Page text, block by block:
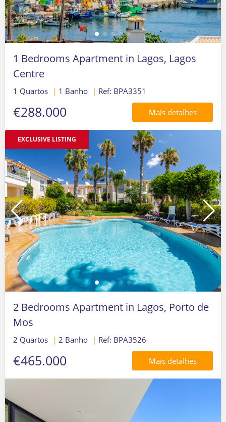
1 Bedrooms Apartment in Lagos, Lagos
Centre
1 Quartos | 1 Banho | Ref: BPA3351
€288.000 Mais detalhes
EXCLUSIVE LISTING
2 Bedrooms Apartment in Lagos, Porto de
Mos
2 Quartos | 2 Banho | Ref: BPA3526
€465.000 Mais detalhes